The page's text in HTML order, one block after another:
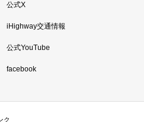
公式X
iHighway交通情報
公式YouTube
facebook
ク